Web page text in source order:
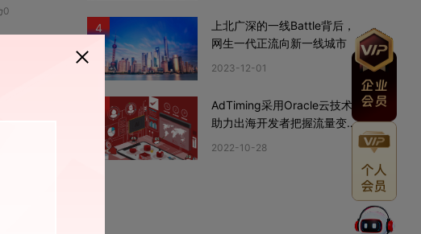
0
4
上北广深的一线Battle背后，
网生一代正流向新一线城市
2023-12-01
AdTiming采用Oracle云技术
助力出海开发者把握流量变现
2022-10-28